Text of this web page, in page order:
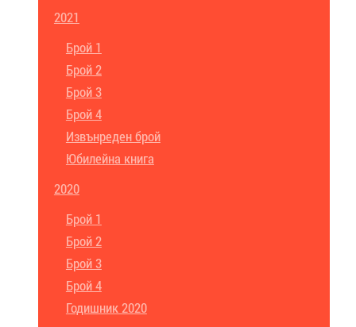
2021
Брой 1
Брой 2
Брой 3
Брой 4
Извънреден брой
Юбилейна книга
2020
Брой 1
Брой 2
Брой 3
Брой 4
Годишник 2020